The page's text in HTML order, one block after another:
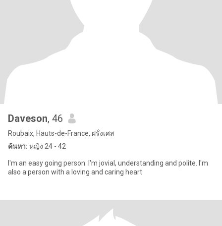
Daveson, 46
Roubaix, Hauts-de-France, ฝรั่งเศส
ค้นหา: หญิง 24 - 42
I'm an easy going person. I'm jovial, understanding and polite. I'm
also a person with a loving and caring heart